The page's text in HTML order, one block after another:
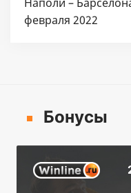
Наполи –
февраля 2022
Бонусы